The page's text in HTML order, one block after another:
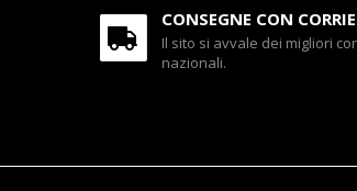
CONSEGNE CON
Il sito si avvale dei migliori
nazionali.